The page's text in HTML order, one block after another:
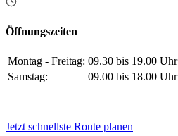
Öffnungszeiten
Montag - Freitag: 09.30 bis 19.00 Uhr
Samstag:
09.00 bis 18.00 Uhr
Jetzt schnellste Route planen